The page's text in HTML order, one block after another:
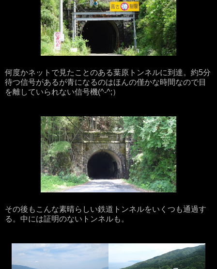
何度かネットで見たことのある葉原トンネルに到達。約5分
待つ信号があるが青になるのはほんの僅かな時間なので目
を離していられない信号機(^-^;）
その後もこんな素晴らしい鉄道トンネルをいくつも通過す
る。中には証明のないトンネルも。